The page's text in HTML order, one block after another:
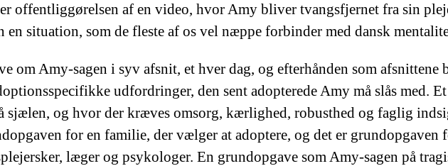
offentliggørelsen af en video, hvor Amy bliver tvangsfjernet fra sin
en situation, som de fleste af os vel næppe forbinder med dansk
om Amy-sagen i syv afsnit, et hver dag, og efterhånden som
udfordringer, den sent adopterede Amy må slås med.
sjælen, og hvor der kræves omsorg, kærlighed, robusthed og faglig
for en familie, der vælger at adoptere, og det er grundopgaven
læger og psykologer. En grundopgave som Amy-sagen på